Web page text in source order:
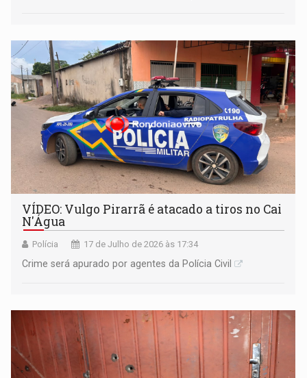
VÍDEO: Vulgo Pirarrã é atacado a tiros no Cai
N'Água
Polícia 17 de Julho de 2026 às 17:34
Crime será apurado por agentes da Polícia Civil